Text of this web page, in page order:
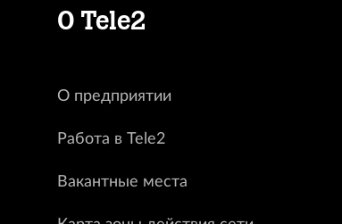
О Tele2
О предприятии
Работа в Tele2
Вакантные места